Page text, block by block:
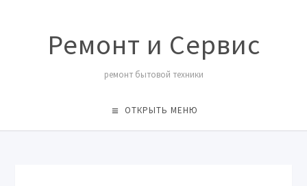
Ремонт и Сервис
ремонт бытовой техники
ОТКРЫТЬ МЕНЮ